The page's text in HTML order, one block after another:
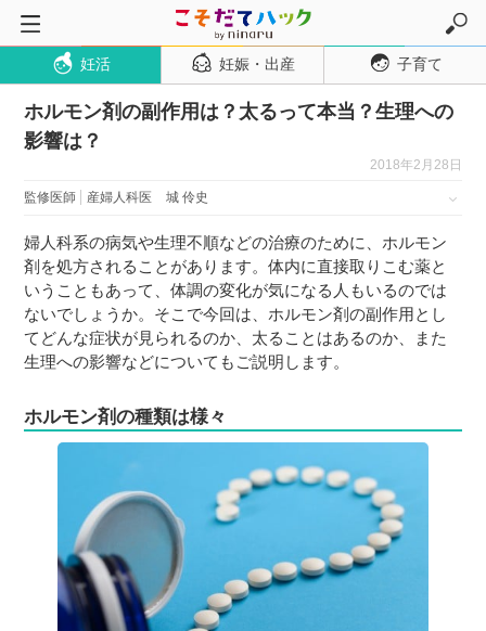
トップページ
妊活
妊娠・出産
妊娠中期
妊娠後期
出産
子育て・育児
０歳児
１歳児
３〜６歳児
７〜１２歳児
妊活 妊娠・出産 子育て
ホルモン剤の副作用は？太るって本当？生理への
影響は？
2018年2月28日
監修医師 産婦人科医 城 伶史
婦人科系の病気や生理不順などの治療のために、ホルモン
剤を処方されることがあります。体内に直接取りこむ薬と
いうこともあって、体調の変化が気になる人もいるのでは
ないでしょうか。そこで今回は、ホルモン剤の副作用とし
てどんな症状が見られるのか、太ることはあるのか、また
生理への影響などについてもご説明します。
ホルモン剤の種類は様々